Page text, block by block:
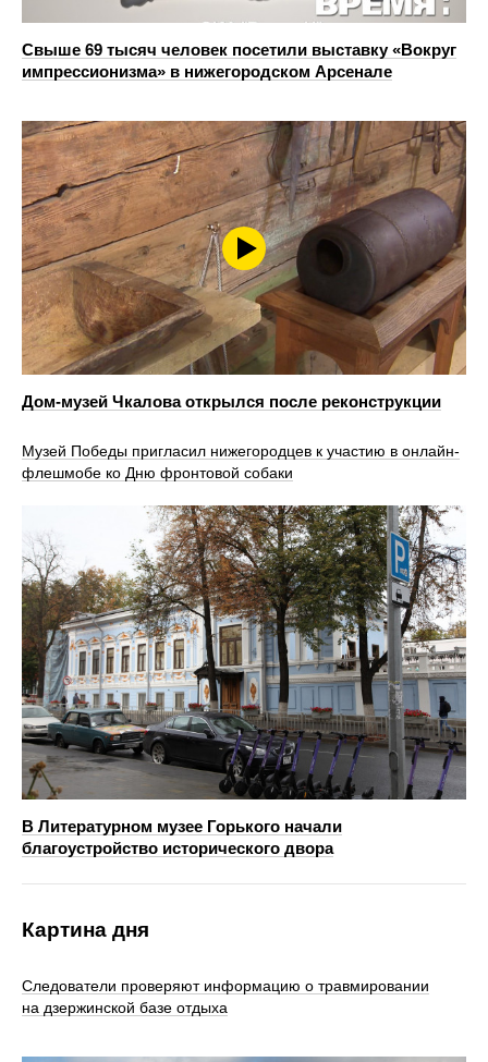
Свыше 69 тысяч человек посетили выставку «Вокруг
импрессионизма» в нижегородском Арсенале
Дом-музей Чкалова открылся после реконструкции
Музей Победы пригласил нижегородцев к участию в онлайн-
флешмобе ко Дню фронтовой собаки
В Литературном музее Горького начали
благоустройство исторического двора
Картина дня
Следователи проверяют информацию о травмировании
на дзержинской базе отдыха